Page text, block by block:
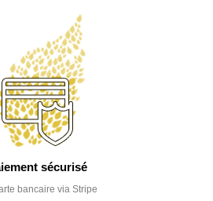
sécurisé
bancaire via Stripe